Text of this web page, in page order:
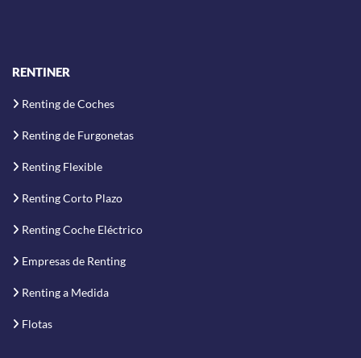
RENTINER
Renting de Coches
Renting de Furgonetas
Renting Flexible
Renting Corto Plazo
Renting Coche Eléctrico
Empresas de Renting
Renting a Medida
Flotas